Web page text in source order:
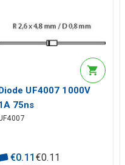
Diode UF4007 1000V
75ns
€0.11 €0.11